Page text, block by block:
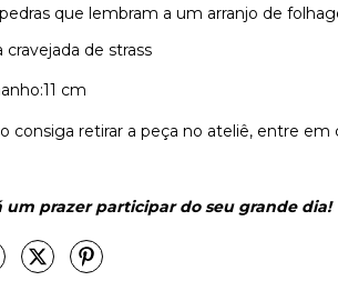
que lembram a um arranjo de
cravejada de strass
cm
consiga retirar a peça no ateliê, entre
um prazer participar do seu grande dia!